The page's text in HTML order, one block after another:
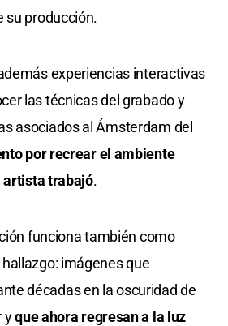
su producción.
experiencias interactivas
las técnicas del grabado y
asociados al Ámsterdam del
por recrear el ambiente
artista trabajó.
funciona también como
imágenes que
décadas en la oscuridad de
yque ahora regresan a la luz